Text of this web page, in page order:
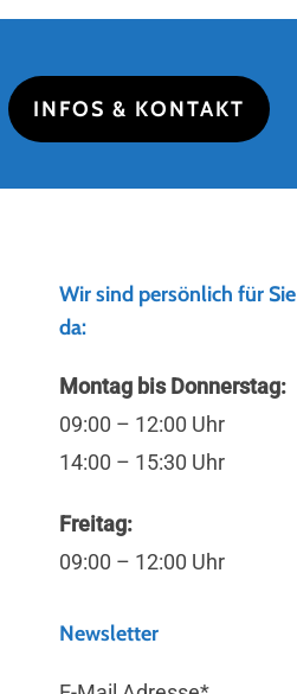
INFOS & KONTAKT
Wir sind persönlich für Sie
da:
Montag bis Donnerstag:
09:00 – 12:00 Uhr
14:00 – 15:30 Uhr
Freitag:
09:00 – 12:00 Uhr
Newsletter